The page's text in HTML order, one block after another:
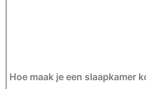
Hoe maak je een slaapkamer